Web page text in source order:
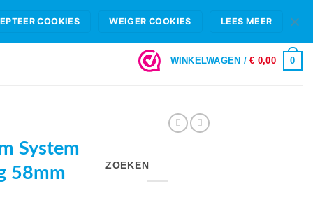
LOGIN
WINKELWAGEN /€ 0,00 0
System
58mm
ZOEKEN
COOKIES WEIGER COOKIES LEES MEER